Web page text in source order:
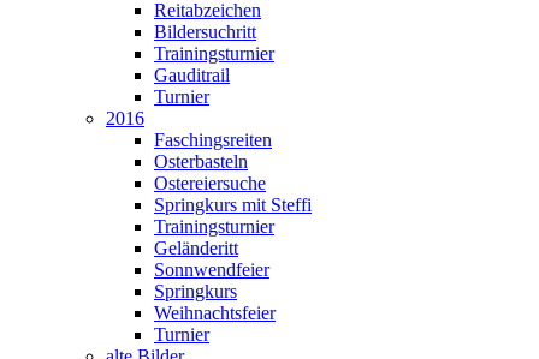
Reitabzeichen
Bildersuchritt
Trainingsturnier
Gauditrail
Turnier
2016
Faschingsreiten
Osterbasteln
Ostereiersuche
Springkurs mit Steffi
Trainingsturnier
Geländeritt
Sonnwendfeier
Springkurs
Weihnachtsfeier
Turnier